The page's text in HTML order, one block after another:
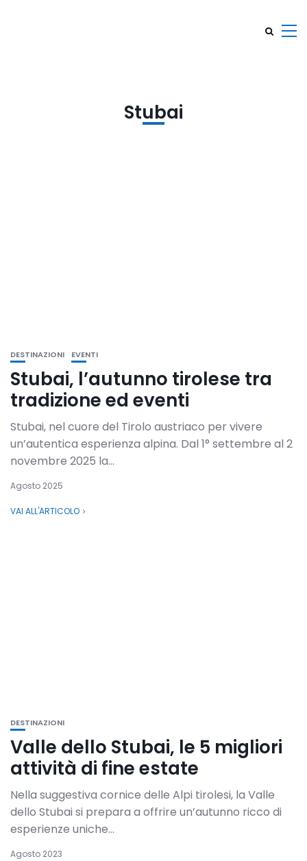
Stubai
DESTINAZIONI EVENTI
Stubai, l’autunno tirolese tra
tradizione ed eventi
Stubai, nel cuore del Tirolo austriaco per vivere
un’autentica esperienza alpina. Dal 1° settembre al 2
novembre 2025 la...
Agosto 2025
VAI ALL'ARTICOLO
DESTINAZIONI
Valle dello Stubai, le 5 migliori
attività di fine estate
Nella suggestiva cornice delle Alpi tirolesi, la Valle
dello Stubai si prepara a offrire un’autunno ricco di
esperienze uniche...
Agosto 2023